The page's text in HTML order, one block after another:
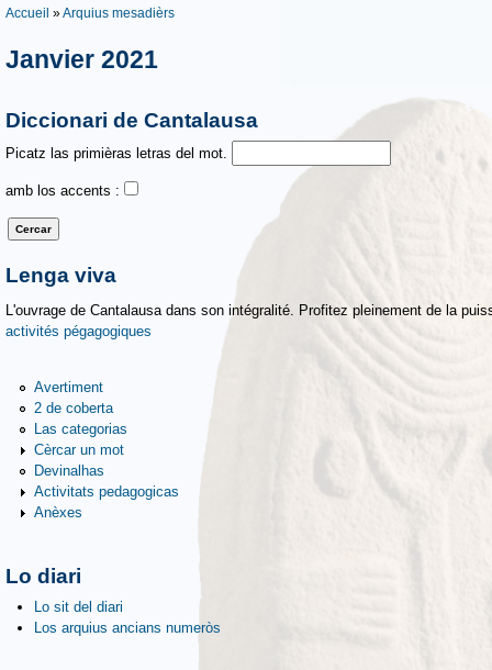
Vous êtes ici
Accueil »Arquius mesadièrs
Janvier 2021
Diccionari de Cantalausa
Picatz las primièras letras del mot.
amb los accents :
Lenga viva
L'ouvrage de Cantalausa dans son intégralité. Profitez pleinement de la
activités pégagogiques
Avertiment
2 de coberta
Las categorias
Cèrcar un mot
Devinalhas
Activitats pedagogicas
Anèxes
Lo diari
Lo sit del diari
Los arquius ancians numeròs